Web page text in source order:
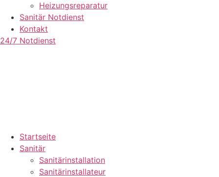
Heizungsreparatur
Sanitär Notdienst
Kontakt
24/7 Notdienst
Startseite
Sanitär
Sanitärinstallation
Sanitärinstallateur